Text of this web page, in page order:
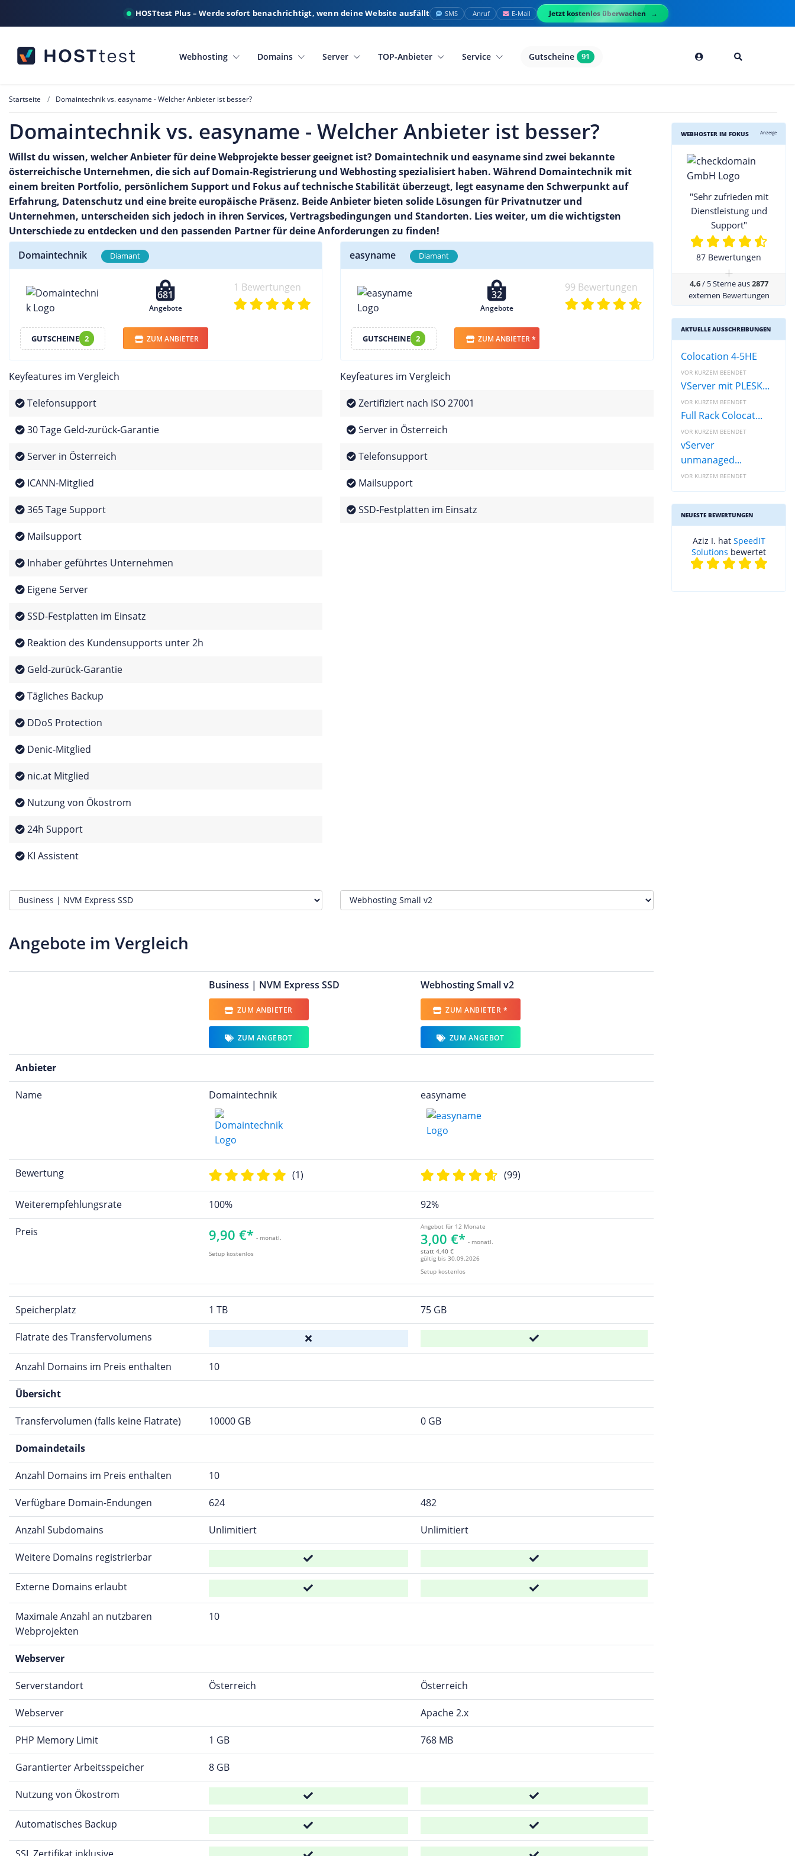
HOSTtest Plus – Werde sofort benachrichtigt, wenn deine Website ausfällt SMS Anruf E-Mail Jetzt kostenlos überwachen
Webhosting Domains Server TOP-Anbieter Service Gutscheine 91
Startseite Domaintechnik vs. easyname - Welcher Anbieter ist besser?
Domaintechnik vs. easyname - Welcher Anbieter ist besser?
Willst du wissen, welcher Anbieter für deine Webprojekte besser geeignet ist? Domaintechnik und easyname sind zwei bekannte
österreichische Unternehmen, die sich auf Domain-Registrierung und Webhosting spezialisiert haben. Während Domaintechnik mit
einem breiten Portfolio, persönlichem Support und Fokus auf technische Stabilität überzeugt, legt easyname den Schwerpunkt auf
Erfahrung, Datenschutz und eine breite europäische Präsenz. Beide Anbieter bieten solide Lösungen für Privatnutzer und
Unternehmen, unterscheiden sich jedoch in ihren Services, Vertragsbedingungen und Standorten. Lies weiter, um die wichtigsten
Unterschiede zu entdecken und den passenden Partner für deine Anforderungen zu finden!
Domaintechnik
Diamant
681
Angebote
1 Bewertungen
GUTSCHEINE 2 ZUM ANBIETER
Keyfeatures im Vergleich
Telefonsupport
30 Tage Geld-zurück-Garantie
Server in Österreich
ICANN-Mitglied
365 Tage Support
Mailsupport
Inhaber geführtes Unternehmen
Eigene Server
SSD-Festplatten im Einsatz
Reaktion des Kundensupports unter 2h
Geld-zurück-Garantie
Tägliches Backup
DDoS Protection
Denic-Mitglied
nic.at Mitglied
Nutzung von Ökostrom
24h Support
KI Assistent
easyname Diamant
32
Angebote
99 Bewertungen
GUTSCHEINE 2 ZUM ANBIETER *
Keyfeatures im Vergleich
Zertifiziert nach ISO 27001
Server in Österreich
Telefonsupport
Mailsupport
SSD-Festplatten im Einsatz
Angebote im Vergleich
Business | NVM Express SSD
ZUM ANBIETER
ZUM ANGEBOT
Webhosting Small v2
ZUM ANBIETER *
ZUM ANGEBOT
Anbieter
Name Domaintechnik easyname
Bewertung (1) (99)
Weiterempfehlungsrate 100% 92%
Preis 9,90 €* - monatl.
Setup kostenlos
Angebot für 12 Monate
3,00 €* - monatl.
statt 4,40 €
gültig bis 30.09.2026
Setup kostenlos
Speicherplatz 1 TB 75 GB
Flatrate des Transfervolumens
Anzahl Domains im Preis enthalten 10
Übersicht
Transfervolumen (falls keine Flatrate) 10000 GB 0 GB
Domaindetails
Anzahl Domains im Preis enthalten 10
Verfügbare Domain-Endungen 624 482
Anzahl Subdomains Unlimitiert Unlimitiert
Weitere Domains registrierbar
Externe Domains erlaubt
Maximale Anzahl an nutzbaren
Webprojekten
10
Webserver
Serverstandort Österreich Österreich
Webserver Apache 2.x
PHP Memory Limit 1 GB 768 MB
Garantierter Arbeitsspeicher 8 GB
Nutzung von Ökostrom
Automatisches Backup
SSL Zertifikat inklusive
WEBHOSTER IM FOKUS Anzeige
"Sehr zufrieden mit
Dienstleistung und
Support"
87 Bewertungen
+
4,6/ 5 Sterne aus2877
externen Bewertungen
AKTUELLE AUSSCHREIBUNGEN
Colocation 4-5HE
VOR KURZEM BEENDET
VServer mit PLESK...
VOR KURZEM BEENDET
Full Rack Colocat...
VOR KURZEM BEENDET
vServer
unmanaged...
VOR KURZEM BEENDET
NEUESTE BEWERTUNGEN
Aziz I. hat SpeedIT
Solutions bewertet